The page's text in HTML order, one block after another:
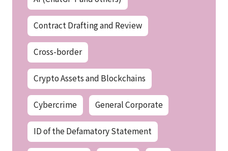
Contract Drafting and Review
Cross-border
Crypto Assets and Blockchains
Cybercrime General Corporate
ID of the Defamatory Statement